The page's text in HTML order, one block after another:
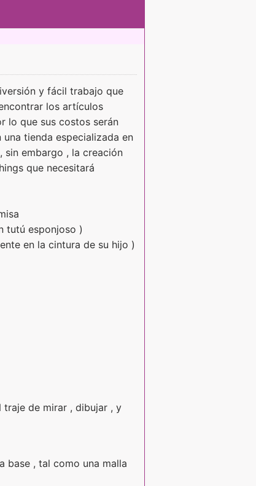
y fácil trabajo que
los artículos
lo que sus costos serán
tienda especializada en
sin embargo , la creación
que necesitará
tutú esponjoso )
en la cintura de su hijo )
traje de mirar , dibujar , y
base , tal como una malla